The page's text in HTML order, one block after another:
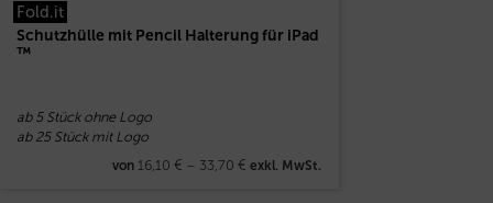
Fold.it
Schutzhülle mit Pencil Halterung für iPad
™
ab 5 Stück ohne Logo
ab 25 Stück mit Logo
von 16,10 € – 33,70 € exkl. MwSt.